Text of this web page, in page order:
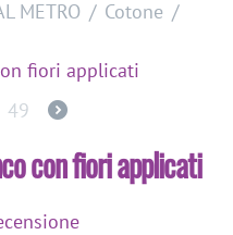
METRO / Cotone /
fiori applicati
49
con fiori applicati